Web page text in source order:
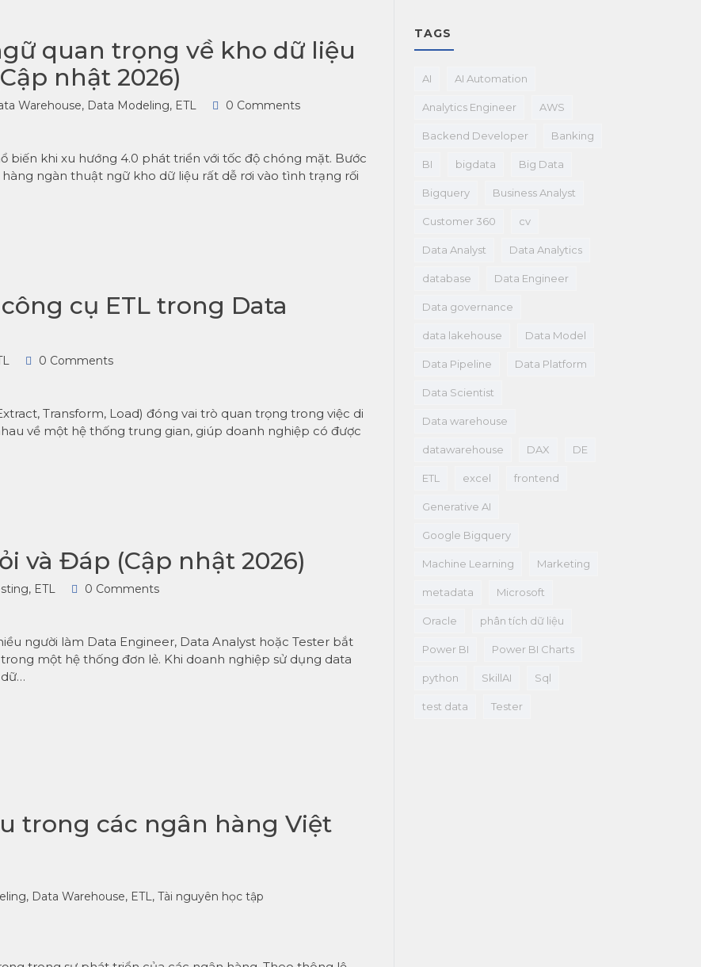
quan trọng về kho dữ liệu
nhật 2026)
Warehouse, Data Modeling, ETL 0 Comments
biến khi xu hướng 4.0 phát triển với tốc độ chóng mặt. Bước
ngàn thuật ngữ kho dữ liệu rất dễ rơi vào tình trạng rối
cụ ETL trong Data
0 Comments
Transform, Load) đóng vai trò quan trọng trong việc di
về một hệ thống trung gian, giúp doanh nghiệp có được
và Đáp (Cập nhật 2026)
, ETL 0 Comments
người làm Data Engineer, Data Analyst hoặc Tester bắt
một hệ thống đơn lẻ. Khi doanh nghiệp sử dụng data
trong các ngân hàng Việt
, Data Warehouse, ETL, Tài nguyên học tập
TAGS
AI AI Automation
Analytics Engineer AWS
Backend Developer Banking
BI bigdata Big Data
Bigquery Business Analyst
Customer 360 cv
Data Analyst Data Analytics
database Data Engineer
Data governance
data lakehouse Data Model
Data Pipeline Data Platform
Data Scientist
Data warehouse
datawarehouse DAX DE
ETL excel frontend
Generative AI
Google Bigquery
Machine Learning Marketing
metadata Microsoft
Oracle phân tích dữ liệu
Power BI Power BI Charts
python SkillAI Sql
test data Tester